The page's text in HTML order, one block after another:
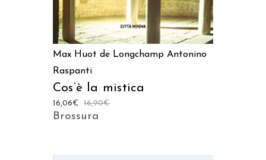
Max Huot de Longchamp Antonino
Raspanti
Cos’è la mistica
16,90€
16,06€
Brossura